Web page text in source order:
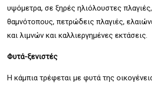
υψόμετρα, σε ξηρές ηλιόλουστες
θαμνότοπους, πετρώδεις πλαγιές,
και λιμνών και καλλιεργημένες εκτάσεις.
Φυτά-ξενιστές
Η κάμπια τρέφεται με φυτά της